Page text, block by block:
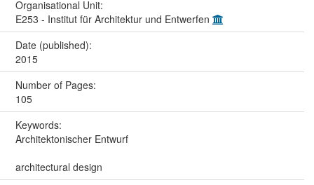
Organisational Unit:
E253 - Institut für Architektur und Entwerfen
Date (published):
2015
Number of Pages:
105
Keywords:
Architektonischer Entwurf
architectural design